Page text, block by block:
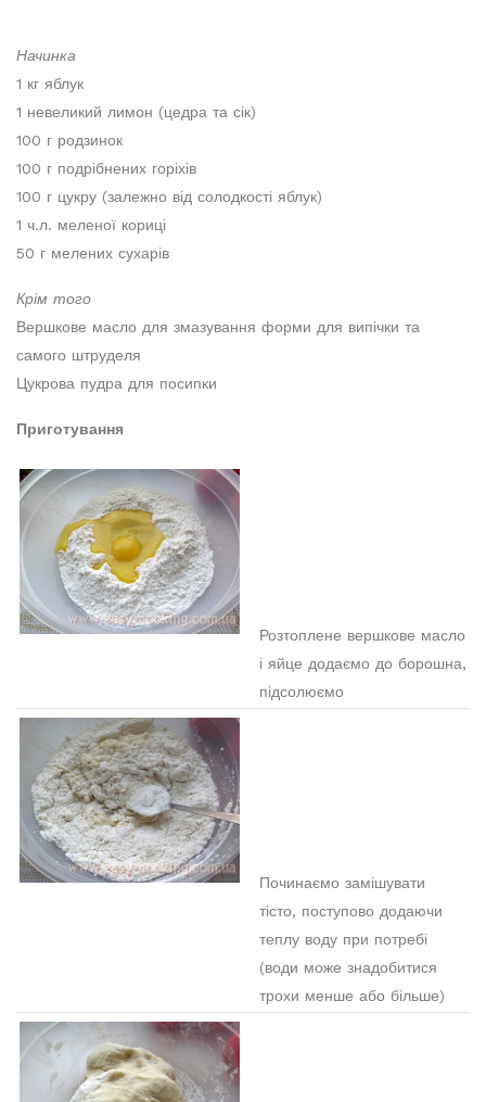
Начинка
1 кг яблук
1 невеликий лимон (цедра та сік)
100 г родзинок
100 г подрібнених горіхів
100 г цукру (залежно від солодкості яблук)
1 ч.л. меленої кориці
50 г мелених сухарів
Крім того
Вершкове масло для змазування форми для випічки та
самого штруделя
Цукрова пудра для посипки
Приготування
Розтоплене вершкове масло
і яйце додаємо до борошна,
підсолюємо
Починаємо замішувати
тісто, поступово додаючи
теплу воду при потребі
(води може знадобитися
трохи менше або більше)